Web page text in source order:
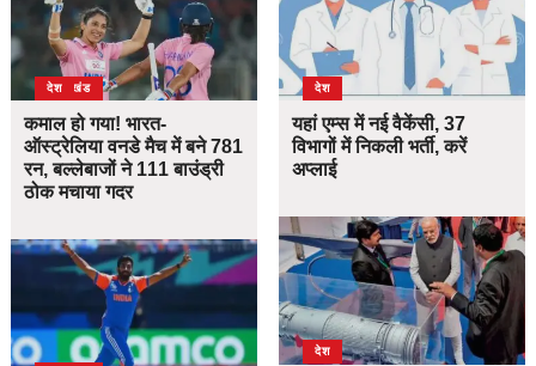
उत्तराखंड
देश
कमाल हो गया! भारत-
ऑस्ट्रेलिया वनडे मैच में बने 781
रन, बल्लेबाजों ने 111 बाउंड्री
ठोक मचाया गदर
देश
यहां एम्स में नई वैकेंसी, 37
विभागों में निकली भर्ती, करें
अप्लाई
देश